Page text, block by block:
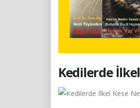
Kedilerde